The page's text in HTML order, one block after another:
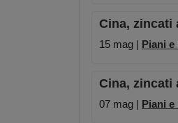
Cina, zincati
15 mag | Piani e
Cina, zincati
07 mag | Piani e